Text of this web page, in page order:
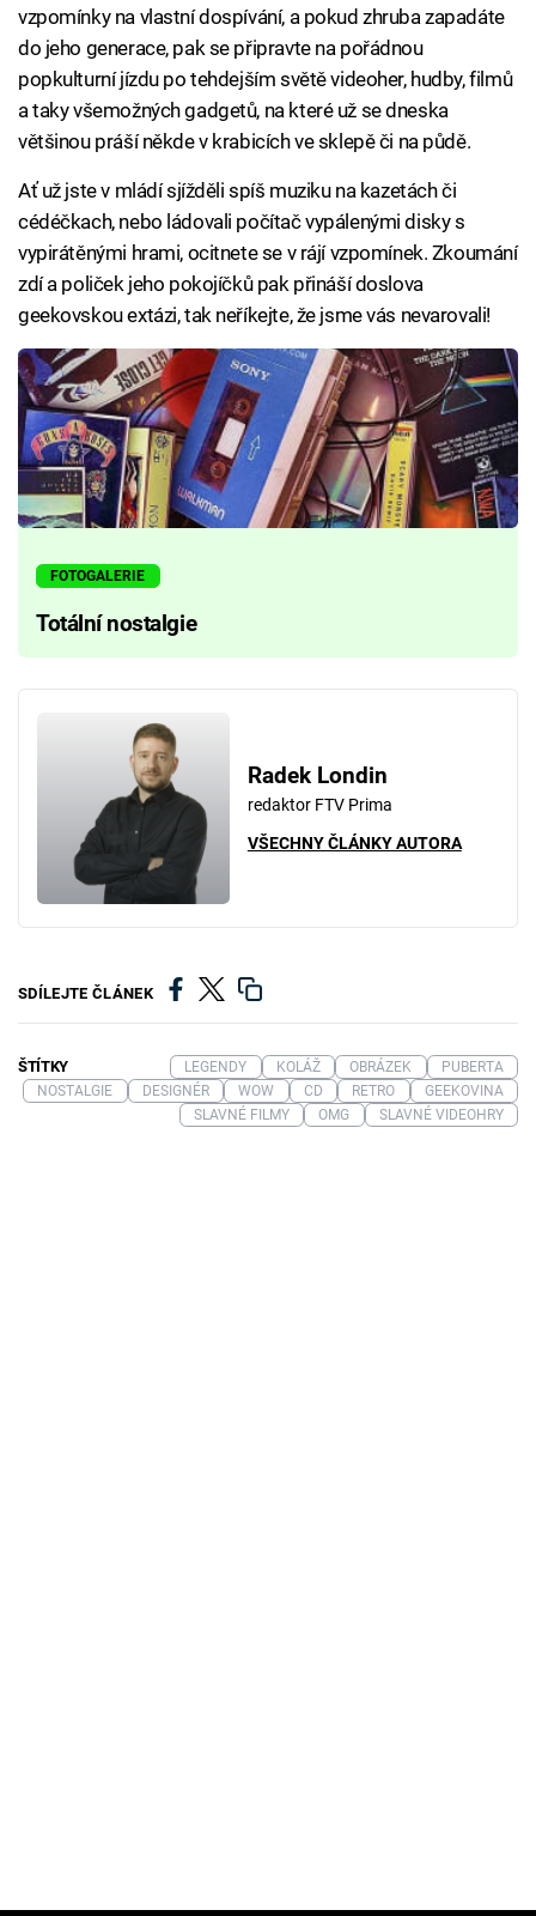
vzpomínky na vlastní dospívání, a pokud zhruba zapadáte
do jeho generace, pak se připravte na pořádnou
popkulturní jízdu po tehdejším světě videoher, hudby, filmů
a taky všemožných gadgetů, na které už se dneska
většinou práší někde v krabicích ve sklepě či na půdě.
Ať už jste v mládí sjížděli spíš muziku na kazetách či
cédéčkach, nebo ládovali počítač vypálenými disky s
vypirátěnými hrami, ocitnete se v rájí vzpomínek. Zkoumání
zdí a poliček jeho pokojíčků pak přináší doslova
geekovskou extázi, tak neříkejte, že jsme vás nevarovali!
FOTOGALERIE
Totální nostalgie
Radek Londin
redaktor FTV Prima
VŠECHNY ČLÁNKY AUTORA
SDÍLEJTE ČLÁNEK
ŠTÍTKY LEGENDY KOLÁŽ OBRÁZEK
PUBERTA
NOSTALGIE
DESIGNÉR WOW CD RETRO
GEEKOVINA
SLAVNÉ FILMY
OMG SLAVNÉ VIDEOHRY